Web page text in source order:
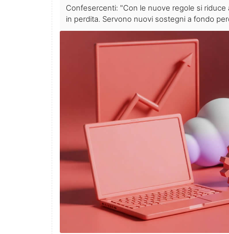
Confesercenti: "Con le nuove regole si riduce
in perdita. Servono nuovi sostegni a fondo